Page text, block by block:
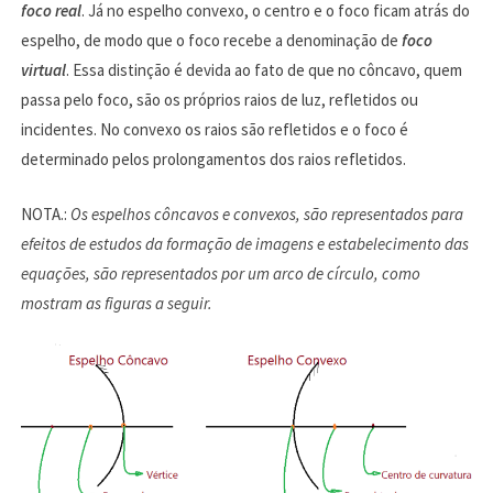
foco real. Já no espelho convexo, o centro e o foco ficam atrás do
espelho, de modo que o foco recebe a denominação de foco
virtual. Essa distinção é devida ao fato de que no côncavo, quem
passa pelo foco, são os próprios raios de luz, refletidos ou
incidentes. No convexo os raios são refletidos e o foco é
determinado pelos prolongamentos dos raios refletidos.
NOTA.: Os espelhos côncavos e convexos, são representados para
efeitos de estudos da formação de imagens e estabelecimento das
equações, são representados por um arco de círculo, como
mostram as figuras a seguir.